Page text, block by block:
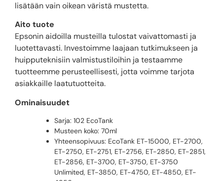
lisätään vain oikean väristä mustetta.
Aito tuote
Epsonin aidoilla musteilla tulostat vaivattomasti ja
luotettavasti. Investoimme laajaan tutkimukseen ja
huipputeknisiin valmistustiloihin ja testaamme
tuotteemme perusteellisesti, jotta voimme tarjota
asiakkaille laatutuotteita.
Ominaisuudet
Sarja: 102 EcoTank
Musteen koko: 70ml
Yhteensopivuus: EcoTank ET-15000, ET-2700,
ET-2750, ET-2751, ET-2756, ET-2850, ET-2851,
ET-2856, ET-3700, ET-3750, ET-3750
Unlimited, ET-3850, ET-4750, ET-4850, ET-